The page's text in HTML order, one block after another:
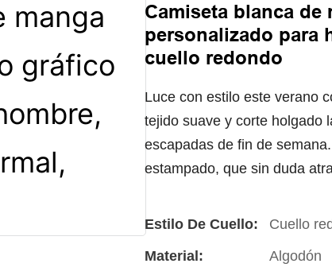
Camiseta blanca
personalizado para
cuello redondo
Luce con estilo este verano
tejido suave y corte holgado
escapadas de fin de
estampado, que sin duda
Estilo De Cuello:
Cuello
Material:
Algodón